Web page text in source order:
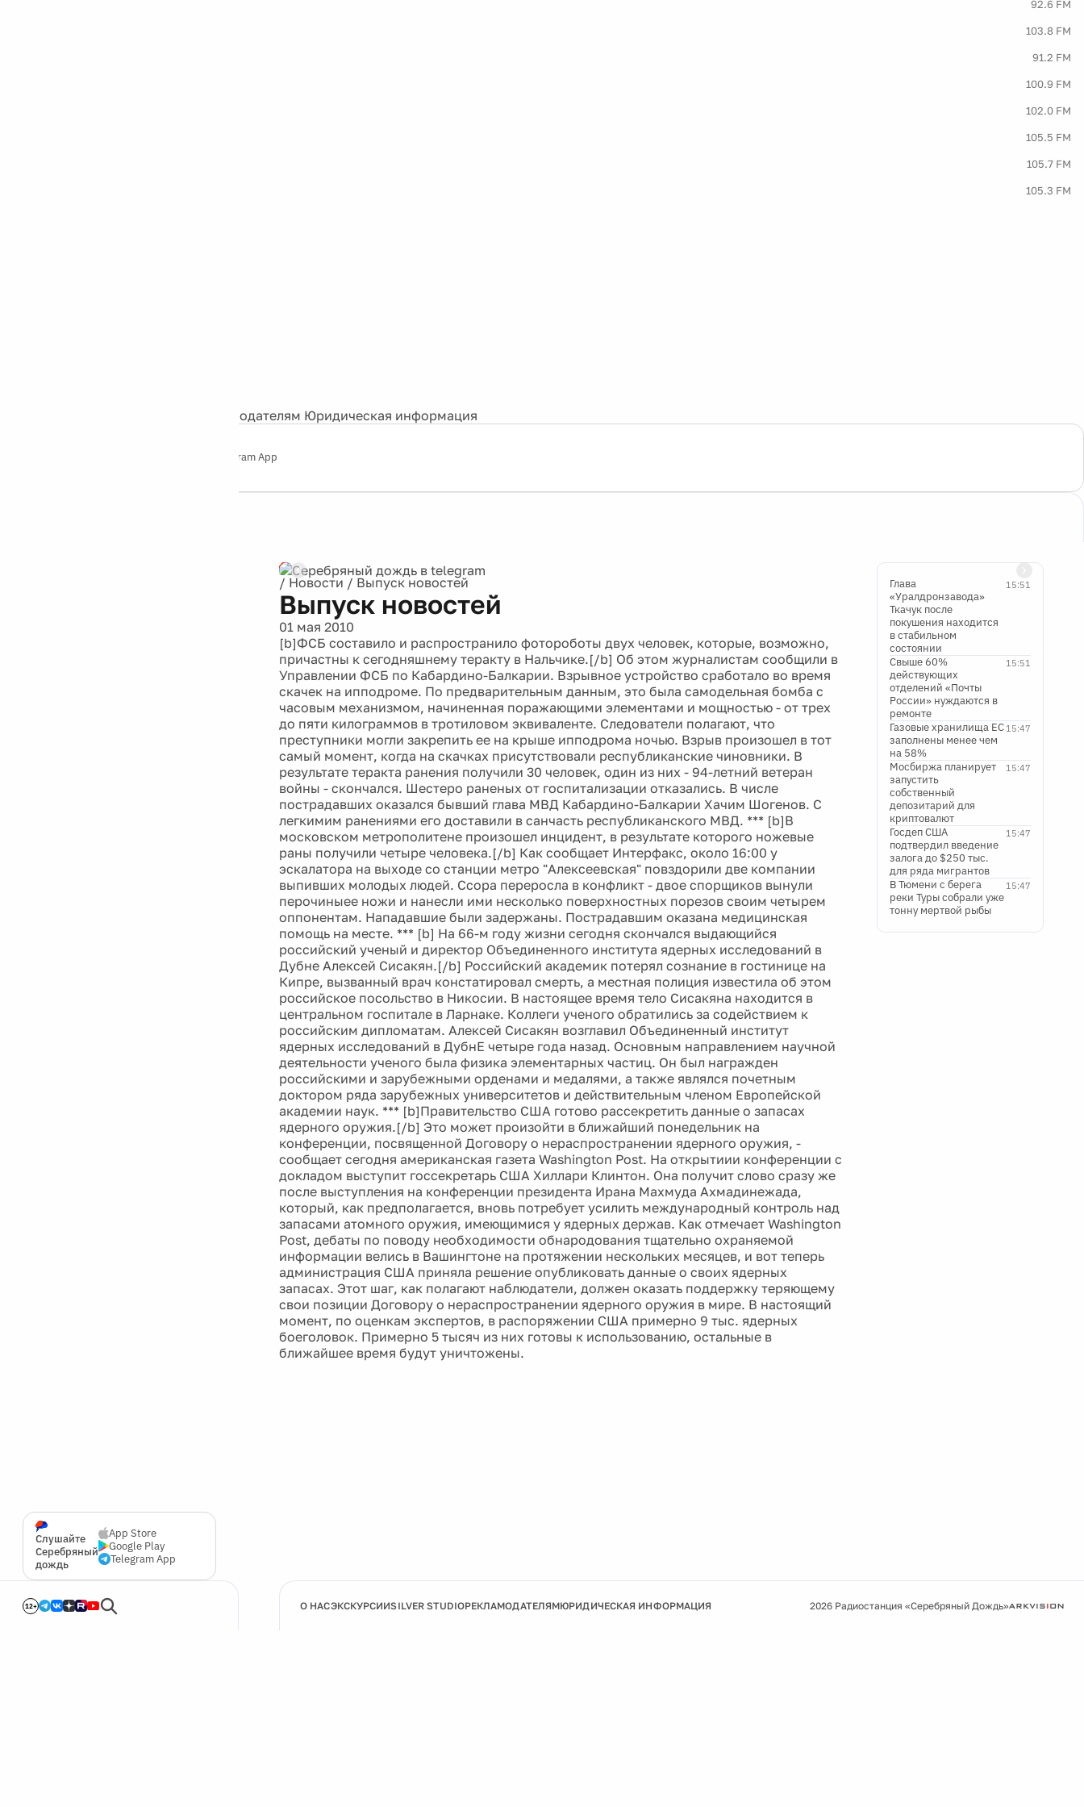
92.6 FM
103.8 FM
91.2 FM
100.9 FM
102.0 FM
105.5 FM
105.7 FM
105.3 FM
Рекламодателям Юридическая информация
Telegram App
Слушайте
Серебряный
дождь
App Store
Google Play
Telegram App
12+
/ Новости / Выпуск новостей
Выпуск новостей
01 мая 2010
[b]ФСБ составило и распространило фотороботы двух человек, которые, возможно,
причастны к сегодняшнему теракту в Нальчике.[/b] Об этом журналистам сообщили в
Управлении ФСБ по Кабардино-Балкарии. Взрывное устройство сработало во время
скачек на ипподроме. По предварительным данным, это была самодельная бомба с
часовым механизмом, начиненная поражающими элементами и мощностью - от трех
до пяти килограммов в тротиловом эквиваленте. Следователи полагают, что
преступники могли закрепить ее на крыше ипподрома ночью. Взрыв произошел в тот
самый момент, когда на скачках присутствовали республиканские чиновники. В
результате теракта ранения получили 30 человек, один из них - 94-летний ветеран
войны - скончался. Шестеро раненых от госпитализации отказались. В числе
пострадавших оказался бывший глава МВД Кабардино-Балкарии Хачим Шогенов. С
легкимим ранениями его доставили в санчасть республиканского МВД. *** [b]В
московском метрополитене произошел инцидент, в результате которого ножевые
раны получили четыре человека.[/b] Как сообщает Интерфакс, около 16:00 у
эскалатора на выходе со станции метро "Алексеевская" повздорили две компании
выпивших молодых людей. Ссора переросла в конфликт - двое спорщиков вынули
перочиныее ножи и нанесли ими несколько поверхностных порезов своим четырем
оппонентам. Нападавшие были задержаны. Пострадавшим оказана медицинская
помощь на месте. *** [b] На 66-м году жизни сегодня скончался выдающийся
российский ученый и директор Объединенного института ядерных исследований в
Дубне Алексей Сисакян.[/b] Российский академик потерял сознание в гостинице на
Кипре, вызванный врач констатировал смерть, а местная полиция известила об этом
российское посольство в Никосии. В настоящее время тело Сисакяна находится в
центральном госпитале в Ларнаке. Коллеги ученого обратились за содействием к
российским дипломатам. Алексей Сисакян возглавил Объединенный институт
ядерных исследований в ДубнЕ четыре года назад. Основным направлением научной
деятельности ученого была физика элементарных частиц. Он был награжден
российскими и зарубежными орденами и медалями, а также являлся почетным
доктором ряда зарубежных университетов и действительным членом Европейской
академии наук. *** [b]Правительство США готово рассекретить данные о запасах
ядерного оружия.[/b] Это может произойти в ближайший понедельник на
конференции, посвященной Договору о нераспространении ядерного оружия, -
сообщает сегодня американская газета Washington Post. На открытиии конференции с
докладом выступит госсекретарь США Хиллари Клинтон. Она получит слово сразу же
после выступления на конференции президента Ирана Махмуда Ахмадинежада,
который, как предполагается, вновь потребует усилить международный контроль над
запасами атомного оружия, имеющимися у ядерных держав. Как отмечает Washington
Post, дебаты по поводу необходимости обнародования тщательно охраняемой
информации велись в Вашингтоне на протяжении нескольких месяцев, и вот теперь
администрация США приняла решение опубликовать данные о своих ядерных
запасах. Этот шаг, как полагают наблюдатели, должен оказать поддержку теряющему
свои позиции Договору о нераспространении ядерного оружия в мире. В настоящий
момент, по оценкам экспертов, в распоряжении США примерно 9 тыс. ядерных
боеголовок. Примерно 5 тысяч из них готовы к использованию, остальные в
ближайшее время будут уничтожены.
15:51
Глава
«Уралдронзавода»
Ткачук после
покушения находится
в стабильном
состоянии
15:51
Свыше 60%
действующих
отделений «Почты
России» нуждаются в
ремонте
15:47
Газовые хранилища ЕС
заполнены менее чем
на 58%
15:47
Мосбиржа планирует
запустить
собственный
депозитарий для
криптовалют
15:47
Госдеп США
подтвердил введение
залога до $250 тыс.
для ряда мигрантов
15:47
В Тюмени с берега
реки Туры собрали уже
тонну мертвой рыбы
О НАСЭКСКУРСИИSILVER STUDIOРЕКЛАМОДАТЕЛЯМЮРИДИЧЕСКАЯ ИНФОРМАЦИЯ 2026 Радиостанция «Серебряный Дождь»